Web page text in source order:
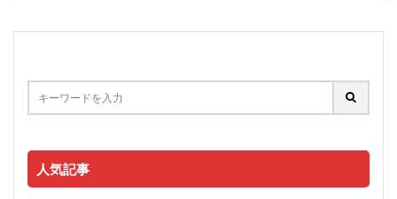
人気記事